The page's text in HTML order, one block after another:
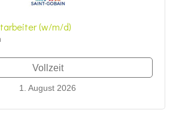
(w/m/d)
Vollzeit
1. August 2026